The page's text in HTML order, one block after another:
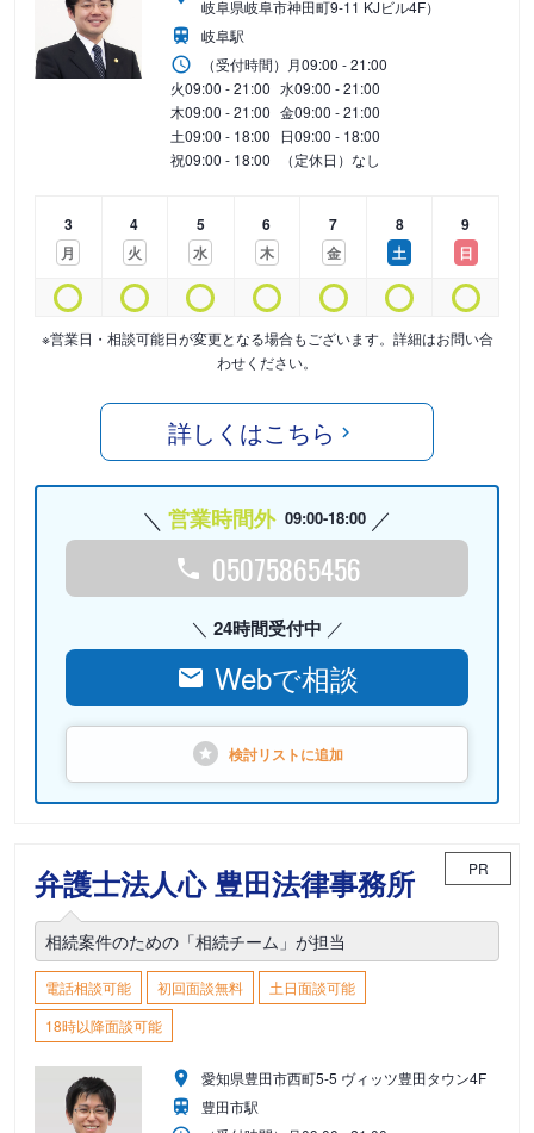
岐阜県岐阜市神田町9-11 KJビル4F）
岐阜駅
（受付時間） 月09:00 - 21:00
火09:00 - 21:00 水09:00 - 21:00
木09:00 - 21:00 金09:00 - 21:00
土09:00 - 18:00 日09:00 - 18:00
祝09:00 - 18:00 （定休日）なし
3
月
4
火
5
水
6
木
7
金
8
土
9
日
※営業日・相談可能日が変更となる場合もございます。詳細はお問い合
わせください。
詳しくはこちら
営業時間外 09:00-18:00
05075865456
24時間受付中
Webで相談
検討リストに追加
弁護士法人心 豊田法律事務所 PR
相続案件のための「相続チーム」が担当
電話相談可能 初回面談無料
土日面談可能
18時以降面談可能
愛知県豊田市西町5-5 ヴィッツ豊田タウン4F
豊田市駅